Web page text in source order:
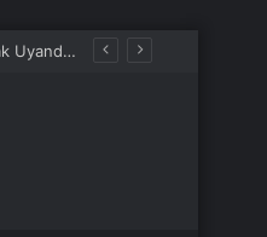
Disney+’ın Hilal Altınbilek ve Serkan Çayoğlu’nun Başrollerinde Yer Aldığı “Öngörü” Filminin Teaser Afişleri ve Merak Uyandıran İlk Tanıtımı Yayımlandı